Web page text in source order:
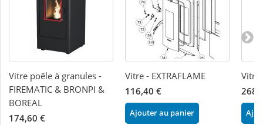
Vitre poêle à granules -
FIREMATIC & BRONPI &
BOREAL
174,60 €
Vitre - EXTRAFLAME
116,40 €
Ajouter au panier
Vitre